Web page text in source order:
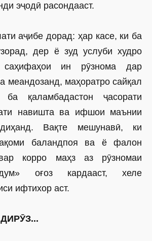
эҷодӣ расондааст.
аҷибе дорад: ҳар касе, ки ба
дер ё зуд услуби худро
ин рӯзнома дар
меандозанд, маҳоратро сайқал
қаламбадастон ҷасорати
навишта ва ифшои маънии
Вақте мешунавӣ, ки
баландпоя ва ё фалон
корро маҳз аз рӯзномаи
оғоз кардааст, хеле
ифтихор аст.